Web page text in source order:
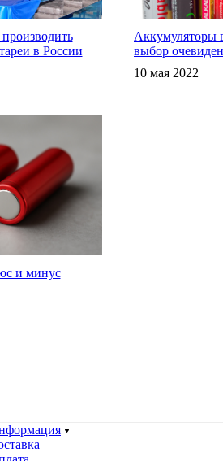
в России
Аккумуляторы
выбор
10 мая 2022
и минус